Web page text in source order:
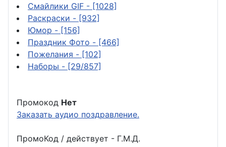
Смайлики GIF - [1028]
Раскраски - [932]
Юмор - [156]
Праздник Фото - [466]
Пожелания - [102]
Наборы - [29/857]
Промокод Нет
Заказать аудио поздравление.
ПромоКод / действует - Г.М.Д.